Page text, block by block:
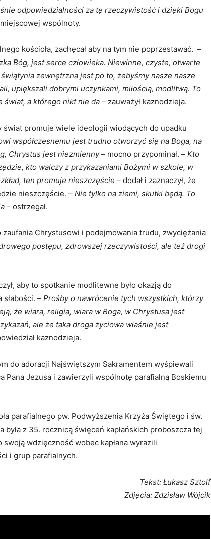
odpowiedzialności za tę rzeczywistość i dzięki Bogu
wspólnoty.
kościoła, zachęcał aby na tym nie poprzestawać. –
Bóg, jest serce człowieka. Niewinne, czyste, otwarte
zewnętrzna jest po to, żebyśmy nasze nasze
upiększali dobrymi uczynkami, miłością, modlitwą. To
a którego nikt nie da – zauważył kaznodzieja.
świat promuje wiele ideologii wiodących do upadku
współczesnemu jest trudno otworzyć się na Boga, na
Chrystus jest niezmienny– mocno przypominał. – Kto
kto walczy z przykazaniami Bożymi w szkole, w
ten promuje nieszczęście – dodał i zaznaczył, że
nieszczęście. – Nie tylko na ziemi, skutki będą. To
– ostrzegał.
zaufania Chrystusowi i podejmowania trudu, zwyciężania
postępu, zdrowszej rzeczywistości, ale też drogi
aby to spotkanie modlitewne było okazją do
– Prośby o nawrócenie tych wszystkich, którzy
że wiara, religia, wiara w Boga, w Chrystusa jest
ale że taka droga życiowa właśnie jest
kaznodzieja.
do adoracji Najświętszym Sakramentem wyśpiewali
Pana Jezusa i zawierzyli wspólnotę parafialną Boskiemu
parafialnego pw. Podwyższenia Krzyża Świętego i św.
była z 35. rocznicą święceń kapłańskich proboszcza tej
swoją wdzięczność wobec kapłana wyrazili
i grup parafialnych.
Tekst: Łukasz Sztolf
Zdjęcia: Zdzisław Wójcik